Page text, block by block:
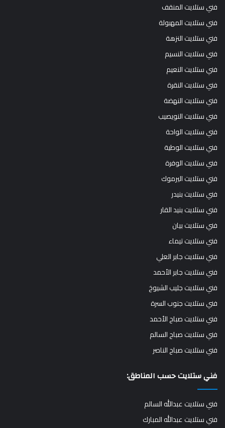
فني ستلايت المنقف
فني ستلايت المهبولة
فني ستلايت النزهة
فني ستلايت النسيم
فني ستلايت النعيم
فني ستلايت النقرة
فني ستلايت النهضة
فني ستلايت النويصيب
فني ستلايت الواحة
فني ستلايت الوطية
فني ستلايت الوفرة
فني ستلايت اليرموك
فني ستلايت بنيدر
فني ستلايت بنيد القار
فني ستلايت بيان
فني ستلايت تيماء
فني ستلايت جابر العلي
فني ستلايت جابر الأحمد
فني ستلايت جليب الشيوخ
فني ستلايت جنوب السرة
فني ستلايت صباح الأحمد
فني ستلايت صباح السالم
فني ستلايت صباح الناصر
فني ستلايت حسب المناطق:
فني ستلايت عبدالله السالم
فني ستلايت عبدالله المبارك